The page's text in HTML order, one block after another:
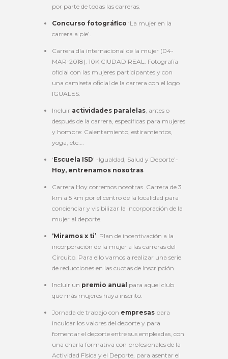
por parte de todas las carreras.
Concurso fotográfico ‘La mujer en la
carrera a pie’.
Carrera día internacional de la mujer (04-
MAR-2018). 10K CIUDAD REAL. Fotografía
oficial con las mujeres participantes y con
una camiseta oficial de la carrera con el logo
IGUALES.
Incluir actividades paralelas , antes o
después de la carrera, especificas para mujeres
y hombre: Calentamiento, estiramientos,
yoga, etc.…
‘Escuela ISD’ -Igualdad, Salud y Deporte’-
Hoy, entrenamos nosotras
Carrera Hoy corremos nosotras. Carrera de 3
km a 5 km por el centro de la localidad para
concienciar y visibilizar la incorporación de la
mujer al deporte.
‘Miramos x ti’ . Plan de incentivación a la
incorporación de la mujer a las carreras del
Circuito. Para ello vamos a realizar una serie
de reducciones en las cuotas de Inscripción.
Incluir un premio anual para aquel club
que más mujeres haya inscrito.
Jornada de trabajo con empresas para
inculcar los valores del deporte y para
fomentar el deporte entre sus empleadas, con
una charla formativa con profesionales de la
Actividad Física y el Deporte, para asentar el